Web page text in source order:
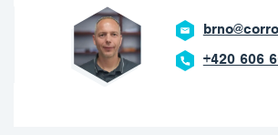
+420 606